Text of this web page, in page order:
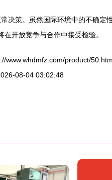
策。虽然国际环境中的不确定
开放竞争与合作中接受检验。
www.whdmfz.com/product/
08-04 03:02:48